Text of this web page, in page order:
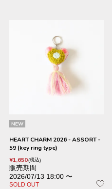
NEW
HEART CHARM 2026 - ASSORT -
59 (key ring type)
¥1,650 税込
販売期間
2026/07/13 18:00 〜
SOLD OUT